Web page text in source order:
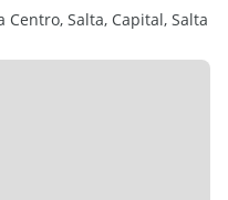
esta propuesta
más información y
Centro, Salta, Capital, Salta